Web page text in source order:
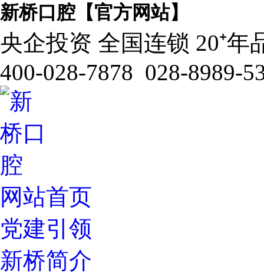
新桥口腔【官方网站】
央企投资 全国连锁 20⁺年
400-028-7878 028-8989-
网站首页
党建引领
新桥简介